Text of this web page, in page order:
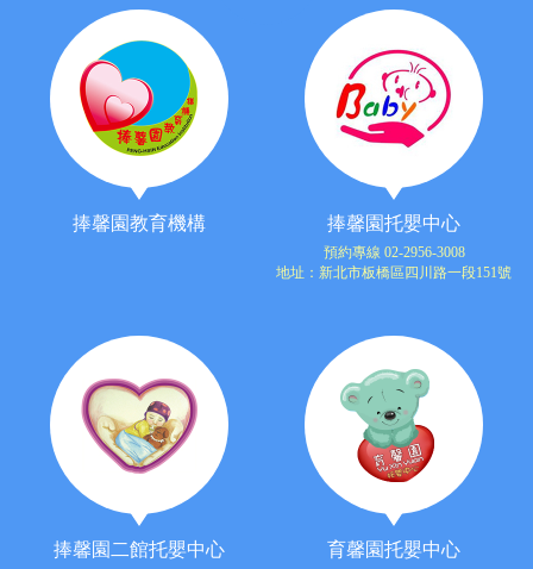
捧馨園教育機構 捧馨園托嬰中心
預約專線 02-2956-3008
地址：新北市板橋區四川路一段151號
捧馨園二館托嬰中心 育馨園托嬰中心